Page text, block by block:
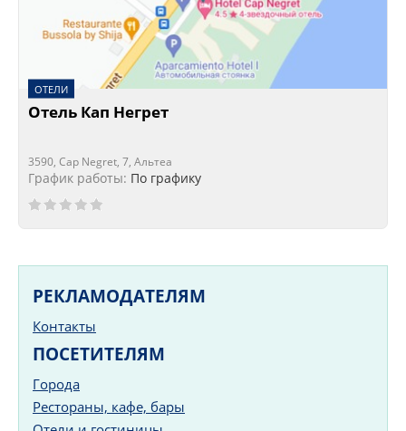
ОТЕЛИ
Отель Кап Негрет
3590, Cap Negret, 7, Альтеа
График работы: По графику
РЕКЛАМОДАТЕЛЯМ
Контакты
ПОСЕТИТЕЛЯМ
Города
Рестораны, кафе, бары